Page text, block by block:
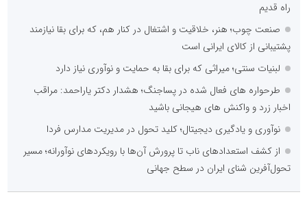
راه قدیم
صنعت چوب؛ هنر، خلاقیت و اشتغال در کنار هم، که برای بقا نیازمند
پشتیبانی از کالای ایرانی است
لبنیات سنتی؛ میراثی که برای بقا به حمایت و نوآوری نیاز دارد
طرحواره های فعال شده در پساجنگ؛ هشدار دکتر یاراحمد: مراقب
اخبار زرد و واکنش های هیجانی باشید
نوآوری و یادگیری دیجیتال؛ کلید تحول در مدیریت مدارس فردا
از کشف استعدادهای ناب تا پرورش آن‌ها با رویکردهای نوآورانه؛ مسیر
تحول‌آفرین شنای ایران در سطح جهانی